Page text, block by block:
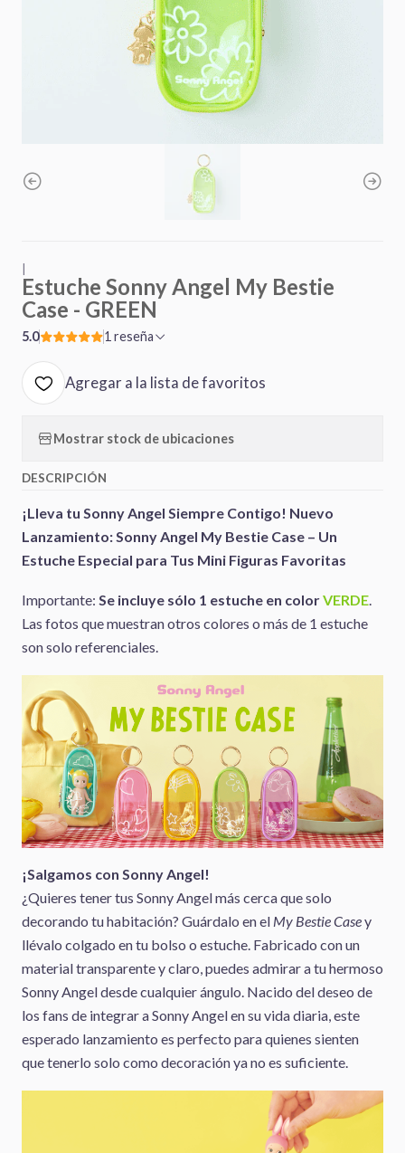
Estuche Sonny Angel My Bestie
Case - GREEN
5.0 1 reseña
Agregar a la lista de favoritos
Mostrar stock de ubicaciones
DESCRIPCIÓN
¡Lleva tu Sonny Angel Siempre Contigo! Nuevo
Lanzamiento: Sonny Angel My Bestie Case – Un
Estuche Especial para Tus Mini Figuras Favoritas
Importante: Se incluye sólo 1 estuche en colorVERDE.
Las fotos que muestran otros colores o más de 1 estuche
son solo referenciales.
¡Salgamos con Sonny Angel!
¿Quieres tener tus Sonny Angel más cerca que solo
decorando tu habitación? Guárdalo en el My Bestie Casey
llévalo colgado en tu bolso o estuche. Fabricado con un
material transparente y claro, puedes admirar a tu hermoso
Sonny Angel desde cualquier ángulo. Nacido del deseo de
los fans de integrar a Sonny Angel en su vida diaria, este
esperado lanzamiento es perfecto para quienes sienten
que tenerlo solo como decoración ya no es suficiente.